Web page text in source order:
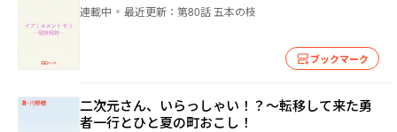
連載中 最近更新： 第80話 五本の枝
ブックマーク
二次元さん、いらっしゃい！？〜転移して来た勇
者一行とひと夏の町おこし！